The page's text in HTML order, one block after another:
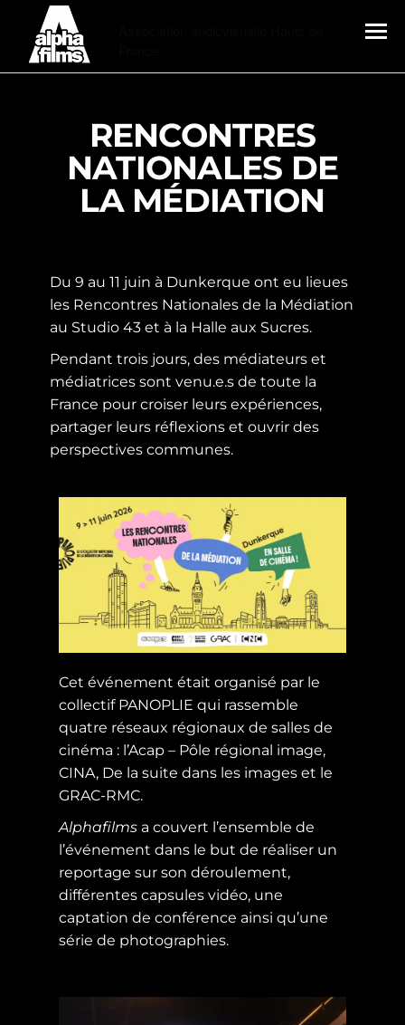
RENCONTRES
NATIONALES DE
LA MÉDIATION
Du 9 au 11 juin à Dunkerque ont eu lieues
les Rencontres Nationales de la Médiation
au Studio 43 et à la Halle aux Sucres.
Pendant trois jours, des médiateurs et
médiatrices sont venu.e.s de toute la
France pour croiser leurs expériences,
partager leurs réflexions et ouvrir des
perspectives communes.
Cet événement était organisé par le
collectif PANOPLIE qui rassemble
quatre réseaux régionaux de salles de
cinéma : l’Acap – Pôle régional image,
CINA, De la suite dans les images et le
GRAC-RMC.
Alphafilmsa couvert l’ensemble de
l’événement dans le but de réaliser un
reportage sur son déroulement,
différentes capsules vidéo, une
captation de conférence ainsi qu’une
série de photographies.